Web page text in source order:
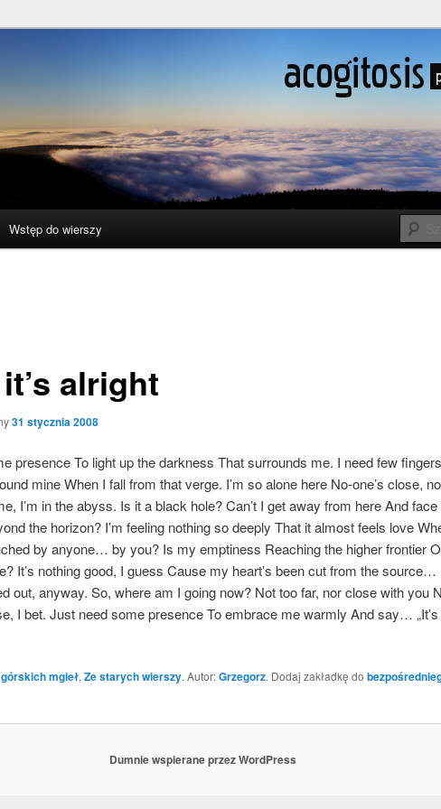
boli
Wstęp do wierszy
alright
31 stycznia 2008
pre­sen­ce To light up the dark­ness That sur­ro­unds me. I need few
mine When I fall from that ver­ge. I’m so alo­ne here No-one­’s clo­se,
I’m in the abyss. Is it a black hole? Can’t I get away from here And face
the hori­zon? I’m feeling nothing so deeply That it almost feels love
by any­one… by you? Is my emp­ti­ness Reaching the higher fron­tier
It’s nothing good, I guess Cau­se my hear­t’s been cut from the sour­ce…
out, any­way. So, whe­re am I going now? Not too far, nor clo­se with you
I bet. Just need some pre­sen­ce To embra­ce me warm­ly And say… „It’s
mgieł,Ze starych wierszy. Autor:Grzegorz. Dodaj zakładkę do
Dumnie wspierane przez WordPress